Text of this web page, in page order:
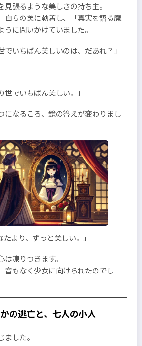
張るような美しさの持ち主。
自らの美に執着し、「真実を語る魔
うに問いかけていました。
でいちばん美しいのは、だあれ？」
世でいちばん美しい。」
になるころ、鏡の答えが変わりまし
たより、ずっと美しい。」
凍りつきます。
音もなく少女に向けられたのでし
の逃亡と、七人の小人
した。